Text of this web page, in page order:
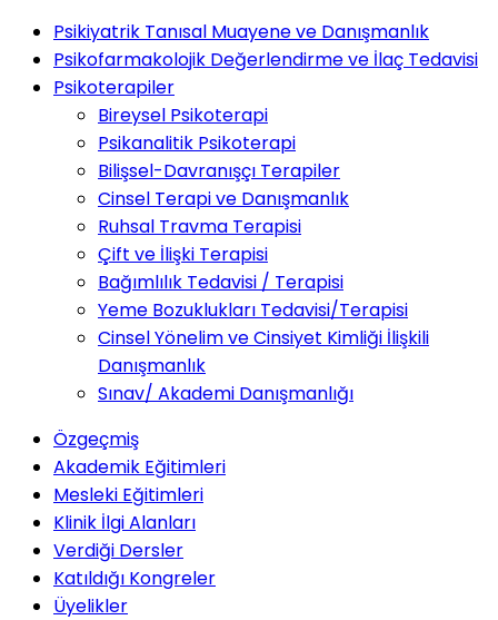
Psikiyatrik Tanısal Muayene ve Danışmanlık
Psikofarmakolojik Değerlendirme ve İlaç Tedavisi
Psikoterapiler
Bireysel Psikoterapi
Psikanalitik Psikoterapi
Bilişsel-Davranışçı Terapiler
Cinsel Terapi ve Danışmanlık
Ruhsal Travma Terapisi
Çift ve İlişki Terapisi
Bağımlılık Tedavisi / Terapisi
Yeme Bozuklukları Tedavisi/Terapisi
Cinsel Yönelim ve Cinsiyet Kimliği İlişkili
Danışmanlık
Sınav/ Akademi Danışmanlığı
Özgeçmiş
Akademik Eğitimleri
Mesleki Eğitimleri
Klinik İlgi Alanları
Verdiği Dersler
Katıldığı Kongreler
Üyelikler